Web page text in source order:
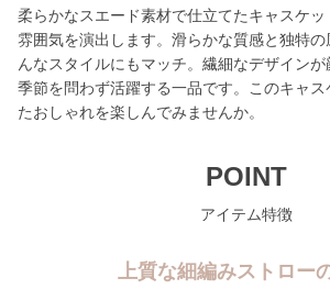
柔らかなスエード素材で仕立てたキャスケ
雰囲気を演出します。滑らかな質感と独特
んなスタイルにもマッチ。繊細なデザインが
季節を問わず活躍する一品です。このキャ
たおしゃれを楽しんでみませんか。
POINT
アイテム特徴
上質な細編みストロー